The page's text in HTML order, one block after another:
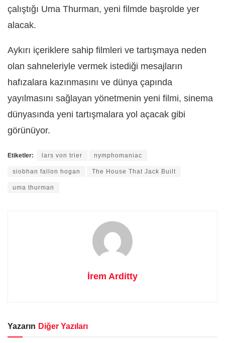
çalıştığı Uma Thurman, yeni filmde başrolde yer
alacak.
Aykırı içeriklere sahip filmleri ve tartışmaya neden
olan sahneleriyle vermek istediği mesajların
hafızalara kazınmasını ve dünya çapında
yayılmasını sağlayan yönetmenin yeni filmi, sinema
dünyasında yeni tartışmalara yol açacak gibi
görünüyor.
Etiketler: lars von trier nymphomaniac
siobhan fallon hogan The House That Jack Built
uma thurman
İrem Arditty
Yazarın Diğer Yazıları